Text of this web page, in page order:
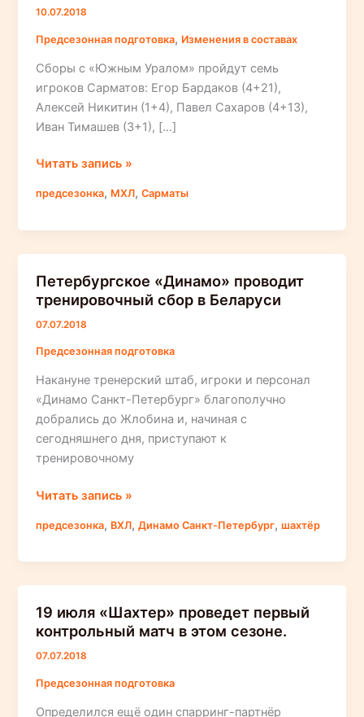
10.07.2018
Предсезонная подготовка, Изменения в составах
Сборы с «Южным Уралом» пройдут семь
игроков Сарматов: Егор Бардаков (4+21),
Алексей Никитин (1+4), Павел Сахаров (4+13),
Иван Тимашев (3+1), […]
7
«Сарматов»
Читать запись »
предсезонка, МХЛ,Сарматы
Петербургское «Динамо» проводит
тренировочный сбор в Беларуси
07.07.2018
Предсезонная подготовка
Накануне тренерский штаб, игроки и персонал
«Динамо Санкт-Петербург» благополучно
добрались до Жлобина и, начиная с
сегодняшнего дня, приступают к
тренировочному
Петербургское
проводит
Беларуси
Читать запись »
предсезонка, ВХЛ,Динамо Санкт-Петербург,шахтёр
19 июля «Шахтер» проведет первый
контрольный матч в этом сезоне.
07.07.2018
Предсезонная подготовка
Определился ещё один спарринг-партнёр